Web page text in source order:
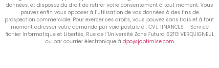
données, et disposez du droit de retirer votre consentement à tout moment. Vous
pouvez enfin vous opposer à l’utilisation de vos données à des fins de
prospection commerciale. Pour exercer ces droits, vous pouvez sans frais et à tout
moment adresser votre demande par voie postale à : CVL FINANCES – Service
fichier Informatique et Libertés, Rue de l’Université Zone Futura 62113 VERQUIGNEUL
ou par courrier électronique à dpo@joptimise.com